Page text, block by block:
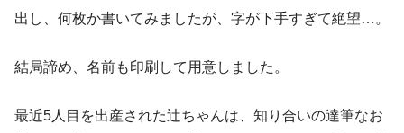
出し、何枚か書いてみましたが、字が下手すぎて絶望…。
結局諦め、名前も印刷して用意しました。
最近5人目を出産された辻󠄀ちゃんは、知り合いの達筆なお